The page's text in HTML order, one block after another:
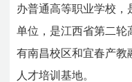
办普通高等职业学校，
单位，是江西省第二轮
有南昌校区和宜春产教
人才培训基地。